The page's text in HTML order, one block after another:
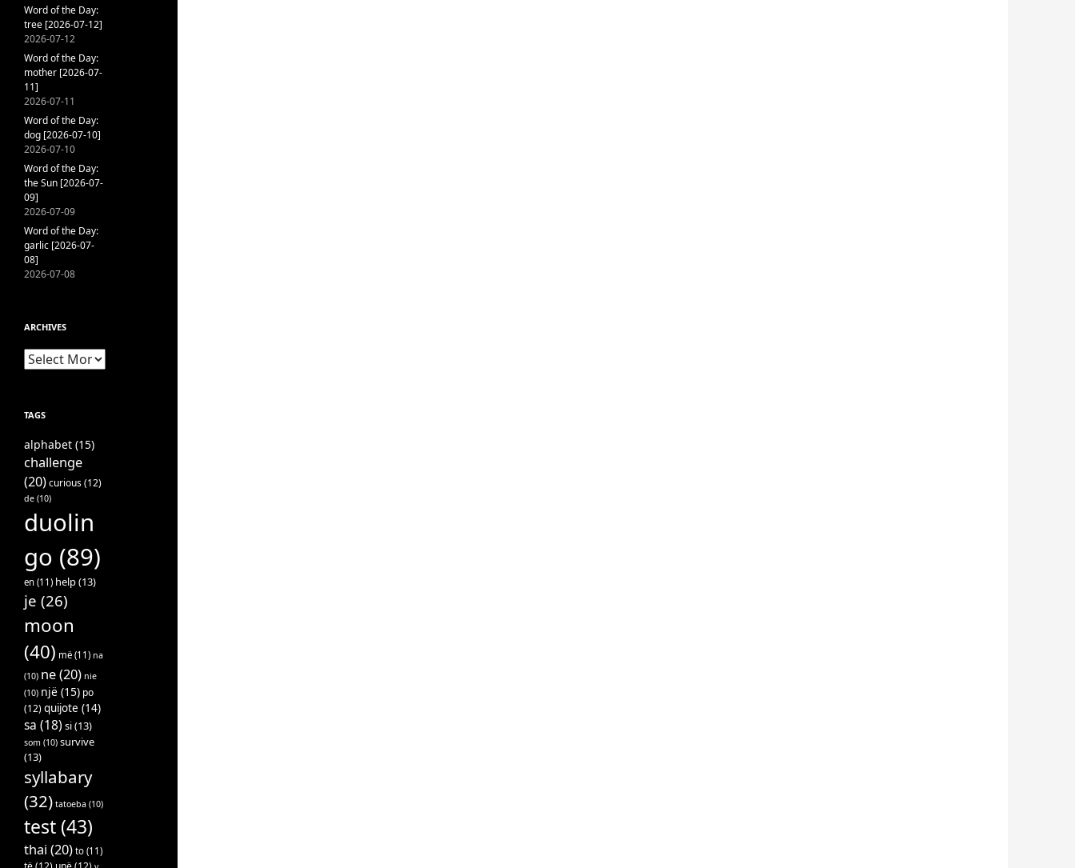
Word of the Day:
tree [2026-07-12]
2026-07-12
Word of the Day:
mother [2026-07-
11]
2026-07-11
Word of the Day:
dog [2026-07-10]
2026-07-10
Word of the Day:
the Sun [2026-07-
09]
2026-07-09
Word of the Day:
garlic [2026-07-
08]
2026-07-08
ARCHIVES
Archives
TAGS
alphabet (15)
challenge
(20)curious(12)
de (10)
duolin
go (89)
en (11) help(13)
je (26)
moon
(40) më (11) na
(10) ne(20) nie
(10) një (15) po
(12)quijote (14)
sa (18) si(13)
som (10) survive
(13)
syllabary
(32) tatoeba (10)
test (43)
thai (20) to (11)